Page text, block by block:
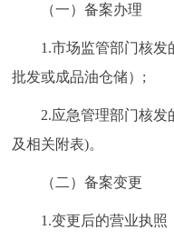
（一）备案办理
1.市场监管部门核发
批发或成品油仓储）;
2.应急管理部门核发
及相关附表)。
（二）备案变更
1.变更后的营业执照